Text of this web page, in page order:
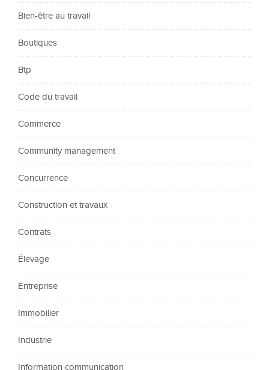
Bien-être au travail
Boutiques
Btp
Code du travail
Commerce
Community management
Concurrence
Construction et travaux
Contrats
Élevage
Entreprise
Immobilier
Industrie
Information communication